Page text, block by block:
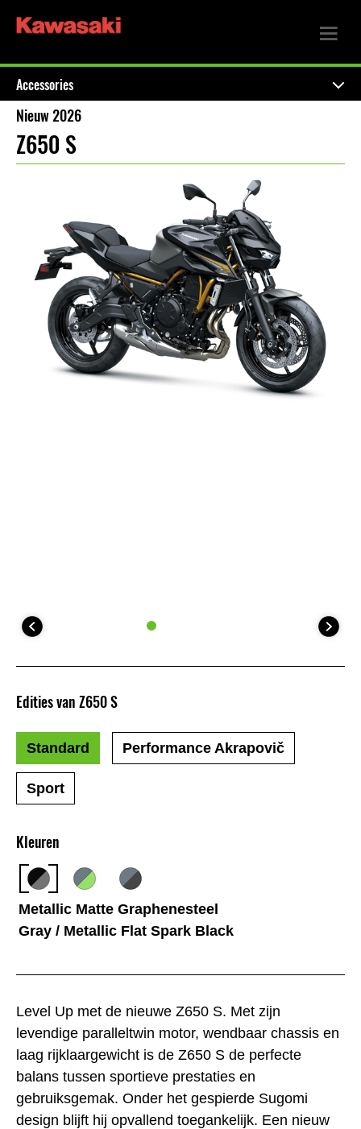
Accessories
Nieuw 2026
Z650 S
Level Up met de nieuwe Z650 S. Met zijn
levendige paralleltwin motor, wendbaar chassis en
laag rijklaargewicht is de Z650 S de perfecte
balans tussen sportieve prestaties en
gebruiksgemak. Onder het gespierde Sugomi
design blijft hij opvallend toegankelijk. Een nieuw
Kleuren
Metallic Matte Graphenesteel
Gray / Metallic Flat Spark Black
Edities van Z650 S
Standard Performance Akrapovič
Sport